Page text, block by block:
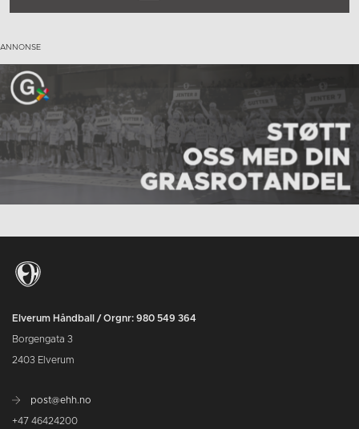
Elverum Håndball / Orgnr: 980 549 364
Borgengata 3
2403 Elverum
post@ehh.no
+47 46424200